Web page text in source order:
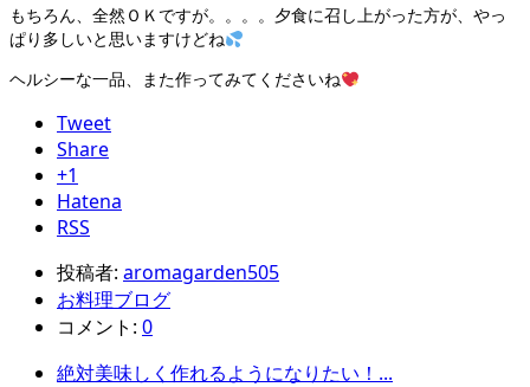
もちろん、全然ＯＫですが。。。。夕食に召し上がった方が、やっ
ぱり多しいと思いますけどね
ヘルシーな一品、また作ってみてくださいね
Tweet
Share
+1
Hatena
RSS
投稿者: aromagarden505
お料理ブログ
コメント: 0
絶対美味しく作れるようになりたい！...